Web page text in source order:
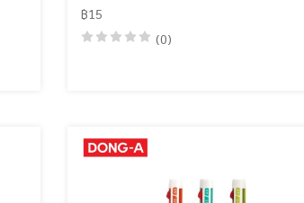
฿15
(0)